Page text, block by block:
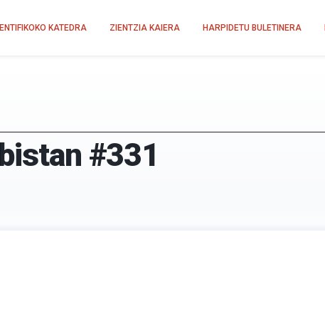
KATEDRA ZIENTZIA KAIERA HARPIDETU BULETINERA
#331